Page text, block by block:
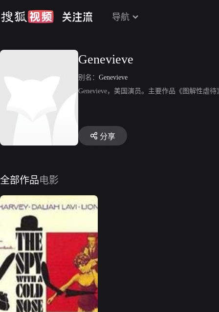
导航
Genevieve
别名： Genevieve
Genevieve，美国演员。主要作品《图解性虐待
分享
全部作品电影